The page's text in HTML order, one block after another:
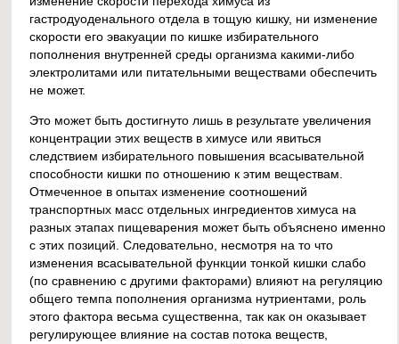
гастродуоденального отдела в тощую кишку, ни изменение
скорости его эвакуации по кишке избирательного
пополнения внутренней среды организма какими-либо
электролитами или питательными веществами обеспечить
не может.
Это может быть достигнуто лишь в результате увеличения
концентрации этих веществ в химусе или явиться
следствием избирательного повышения всасывательной
способности кишки по отношению к этим веществам.
Отмеченное в опытах изменение соотношений
транспортных масс отдельных ингредиентов химуса на
разных этапах пищеварения может быть объяснено именно
с этих позиций. Следовательно, несмотря на то что
изменения всасывательной функции тонкой кишки слабо
(по сравнению с другими факторами) влияют на регуляцию
общего темпа пополнения организма нутриентами, роль
этого фактора весьма существенна, так как он оказывает
регулирующее влияние на состав потока веществ,